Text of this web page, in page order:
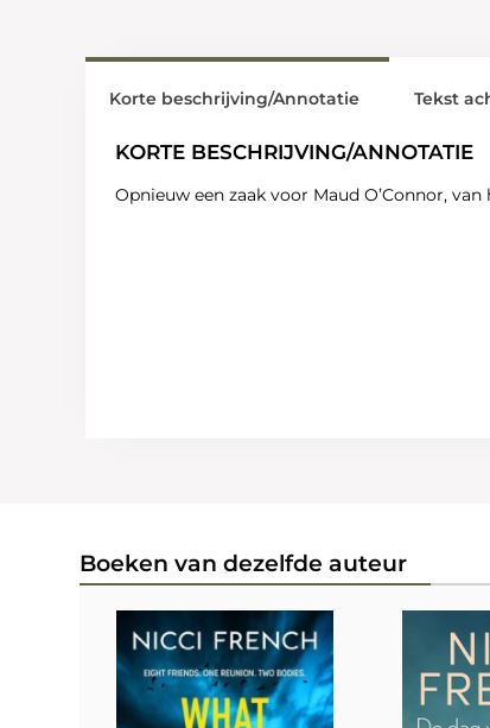
Korte beschrijving/Annotatie
KORTE BESCHRIJVING/ANNOTATIE
Opnieuw een zaak voor Maud O’Connor,
Tekst
Boeken van dezelfde auteur